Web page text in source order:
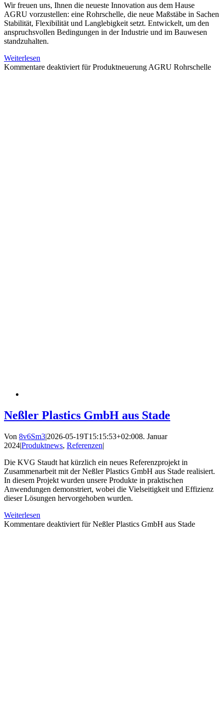
Wir freuen uns, Ihnen die neueste Innovation aus dem Hause
AGRU vorzustellen: eine Rohrschelle, die neue Maßstäbe in Sachen
Stabilität, Flexibilität und Langlebigkeit setzt. Entwickelt, um den
anspruchsvollen Bedingungen in der Industrie und im Bauwesen
standzuhalten.
Weiterlesen
Kommentare deaktiviert für Produktneuerung AGRU Rohrschelle
Neßler Plastics GmbH aus Stade
Von 8v6Sm3|2026-05-19T15:15:53+02:008. Januar
2024|Produktnews, Referenzen|
Die KVG Staudt hat kürzlich ein neues Referenzprojekt in
Zusammenarbeit mit der Neßler Plastics GmbH aus Stade realisiert.
In diesem Projekt wurden unsere Produkte in praktischen
Anwendungen demonstriert, wobei die Vielseitigkeit und Effizienz
dieser Lösungen hervorgehoben wurden.
Weiterlesen
Kommentare deaktiviert für Neßler Plastics GmbH aus Stade